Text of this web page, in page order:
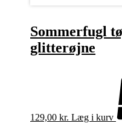
Sommerfugl
glitterøjne
129,00 kr. Læg i kurv